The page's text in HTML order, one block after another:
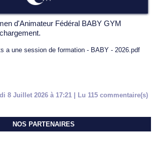
a une session de formation - BABY - 2026.pdf
8 Juillet 2026 à 17:21 | Lu 115 commentaire(s)
NOS PARTENAIRES